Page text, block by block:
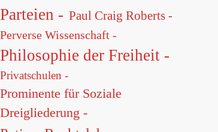
Parteien - Paul Craig Roberts -
Perverse Wissenschaft -
Philosophie der Freiheit -
Privatschulen -
Prominente für Soziale
Dreigliederung -